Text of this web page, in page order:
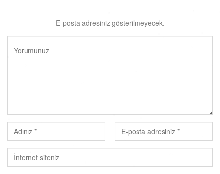
E-posta adresiniz gösterilmeyecek.